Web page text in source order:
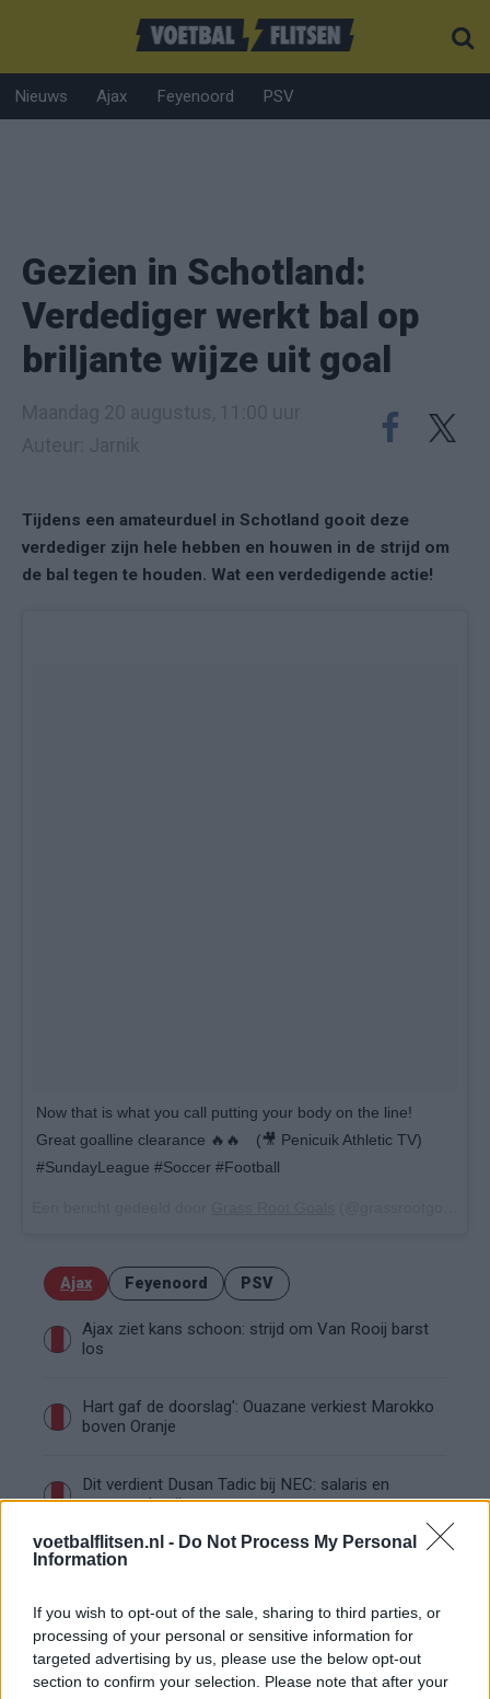
voetbalflitsen.nl - Do Not Process My Personal
Information
If you wish to opt-out of the sale, sharing to third parties, or
processing of your personal or sensitive information for
targeted advertising by us, please use the below opt-out
section to confirm your selection. Please note that after your
Nieuws Ajax Feyenoord PSV
Gezien in Schotland:
Verdediger werkt bal op
briljante wijze uit goal
Tijdens een amateurduel in Schotland gooit deze
verdediger zijn hele hebben en houwen in de strijd om
de bal tegen te houden. Wat een verdedigende actie!
Now that is what you call putting your body on the line!
Great goalline clearance 🔥🔥⠀ (🎥 Penicuik Athletic TV)
#SundayLeague #Soccer #Football
Ajax Feyenoord PSV
Ajax ziet kans schoon: strijd om Van Rooij barst
los
Hart gaf de doorslag': Ouazane verkiest Marokko
boven Oranje
Dit verdient Dusan Tadic bij NEC: salaris en
contractdetails
Ajax dicht bij komst Arokodare: huurdeal met
Ajax helpt Burnley uit de brand met afgeknipte
sokken na blunder met tenues